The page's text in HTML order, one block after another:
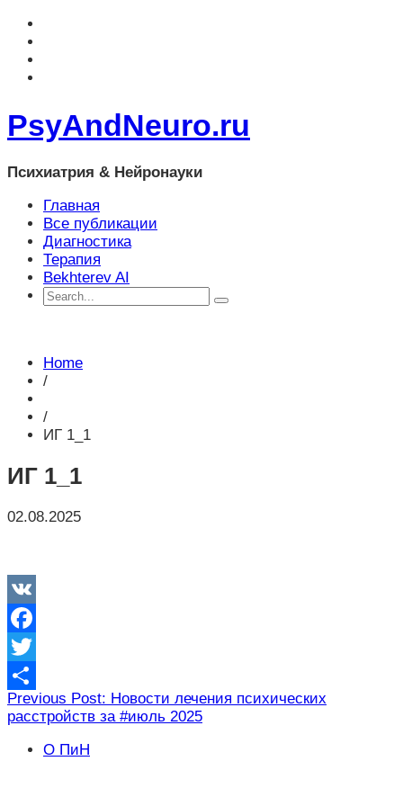
PsyAndNeuro.ru
Психиатрия & Нейронауки
Главная
Все публикации
Диагностика
Терапия
Bekhterev AI
Home
/
/
ИГ 1_1
ИГ 1_1
02.08.2025
VK
Facebook
Twitter
Отправить
Навигация
по
записям
Previous Post: Новости лечения психических
расстройств за #июль 2025
О ПиН